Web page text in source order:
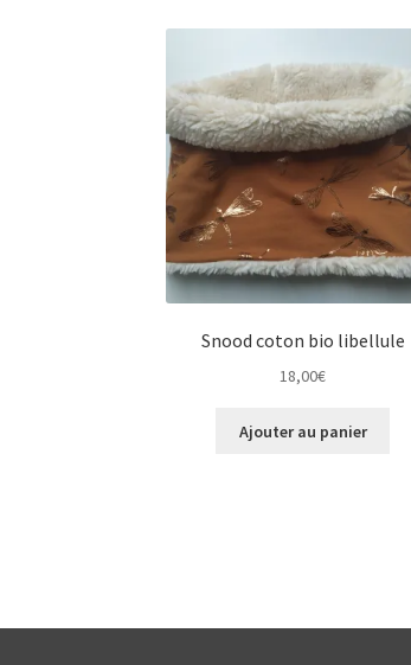
Snood coton bio libellule
18,00€
Ajouter au panier